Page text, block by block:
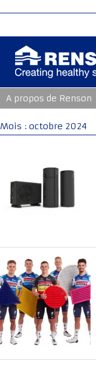
au
contenu
principal
A propos de Renson
Mois : octobre 2024